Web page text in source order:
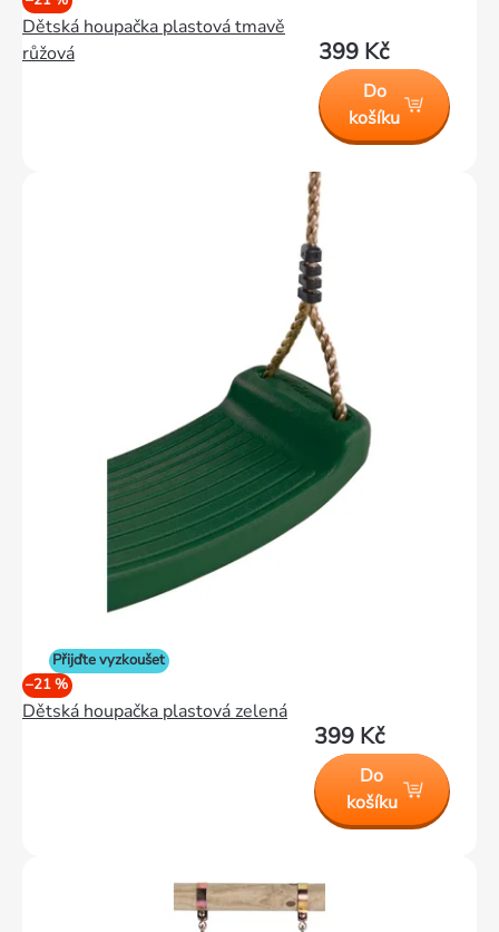
Dětská houpačka plastová tmavě
růžová
399 Kč
Do
košíku
Přijďte vyzkoušet
–21 %
Dětská houpačka plastová zelená
399 Kč
Do
košíku